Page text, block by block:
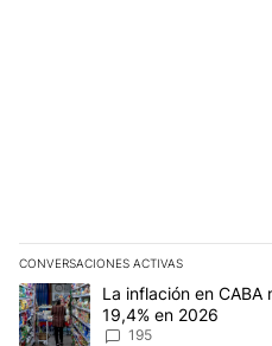
CONVERSACIONES ACTIVAS
Este listado muestra los
Un artículo de tendencia con el
La inflación en CABA
19,4% en 2026
195